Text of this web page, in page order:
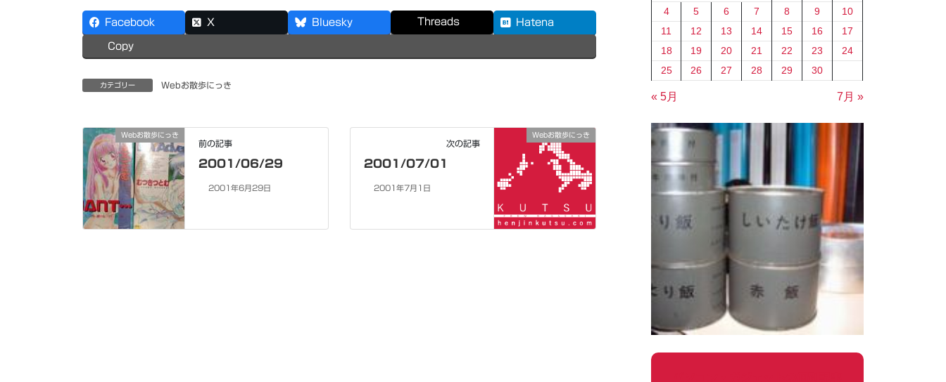
Facebook X Bluesky Threads Hatena
Copy
カテゴリー Webお散歩にっき
Webお散歩にっき
前の記事
2001/06/29
2001年6月29日
Webお散歩にっき
次の記事
2001/07/01
2001年7月1日
4
5 6 7 8 9
10
11
12 13 14 15 16
17
18
19 20 21 22 23
24
25
26 27 28 29 30
« 5月 7月 »